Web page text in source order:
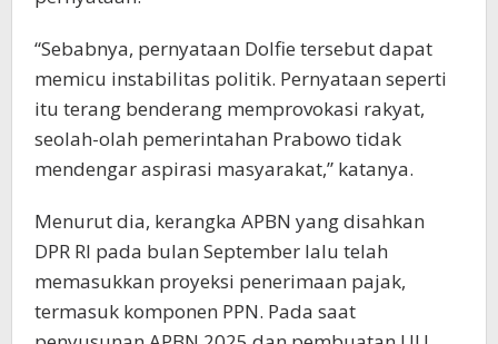
“Sebabnya, pernyataan Dolfie tersebut dapat
memicu instabilitas politik. Pernyataan seperti
itu terang benderang memprovokasi rakyat,
seolah-olah pemerintahan Prabowo tidak
mendengar aspirasi masyarakat,” katanya.
Menurut dia, kerangka APBN yang disahkan
DPR RI pada bulan September lalu telah
memasukkan proyeksi penerimaan pajak,
termasuk komponen PPN. Pada saat